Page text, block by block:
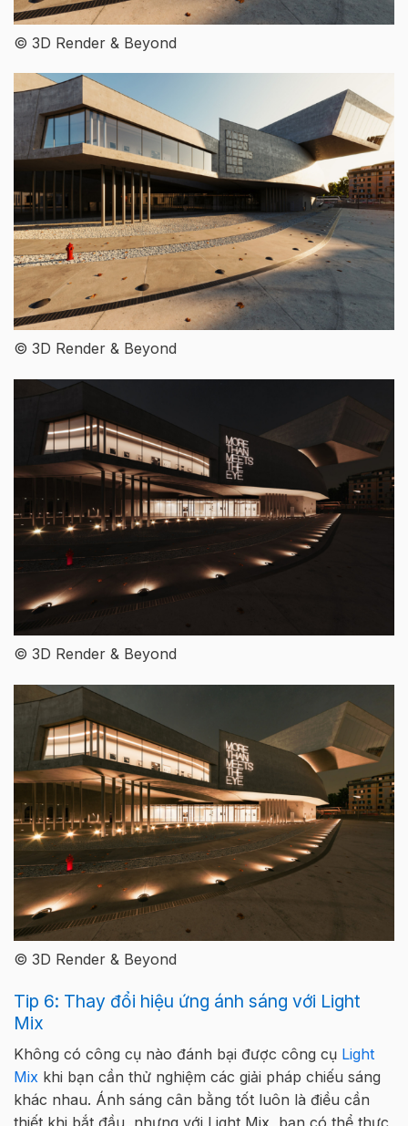
© 3D Render & Beyond
© 3D Render & Beyond
© 3D Render & Beyond
© 3D Render & Beyond
Tip 6: Thay đổi hiệu ứng ánh sáng với Light
Mix
Không có công cụ nào đánh bại được công cụ Light
Mix khi bạn cần thử nghiệm các giải pháp chiếu sáng
khác nhau. Ánh sáng cân bằng tốt luôn là điều cần
thiết khi bắt đầu, nhưng với Light Mix, bạn có thể thực